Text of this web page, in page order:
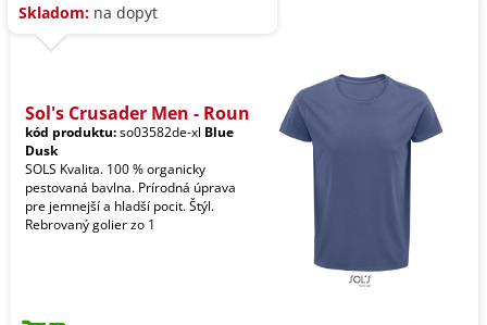
Skladom: na dopyt
Sol's Crusader Men - Roun
kód produktu:so03582de-xl Blue
Dusk
SOLS Kvalita. 100 % organicky
pestovaná bavlna. Prírodná úprava
pre jemnejší a hladší pocit. Štýl.
Rebrovaný golier zo 1